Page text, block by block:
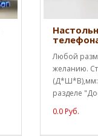
Любой
желанию.
(Д*Ш*В),мм:
разделе
0.0 Руб.